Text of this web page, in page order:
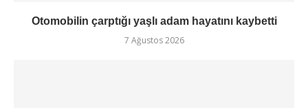
Otomobilin çarptığı yaşlı adam hayatını kaybetti
7 Ağustos 2026